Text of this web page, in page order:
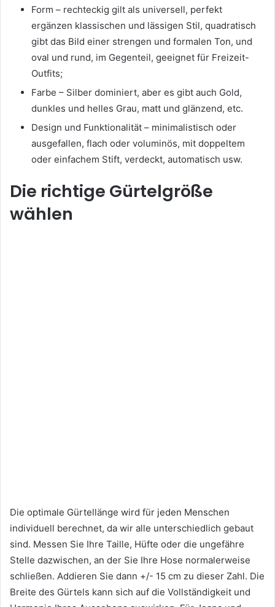
Form – rechteckig gilt als universell, perfekt
ergänzen klassischen und lässigen Stil, quadratisch
gibt das Bild einer strengen und formalen Ton, und
oval und rund, im Gegenteil, geeignet für Freizeit-
Outfits;
Farbe – Silber dominiert, aber es gibt auch Gold,
dunkles und helles Grau, matt und glänzend, etc.
Design und Funktionalität – minimalistisch oder
ausgefallen, flach oder voluminös, mit doppeltem
oder einfachem Stift, verdeckt, automatisch usw.
Die richtige Gürtelgröße
wählen
Die optimale Gürtellänge wird für jeden Menschen
individuell berechnet, da wir alle unterschiedlich gebaut
sind. Messen Sie Ihre Taille, Hüfte oder die ungefähre
Stelle dazwischen, an der Sie Ihre Hose normalerweise
schließen. Addieren Sie dann +/- 15 cm zu dieser Zahl. Die
Breite des Gürtels kann sich auf die Vollständigkeit und